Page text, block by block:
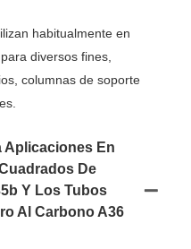
habitualmente en
diversos fines,
columnas de soporte
Aplicaciones En
De
Y Los Tubos
Al Carbono A36